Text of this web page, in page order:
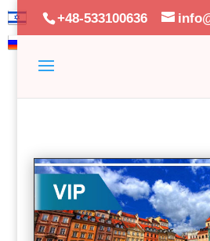
+48-533100636